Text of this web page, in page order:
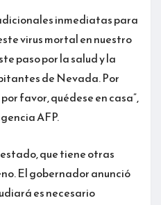
inmediatas para
virus mortal en nuestro
paso por la salud y la
de Nevada. Por
favor, quédese en casa”,
AFP.
que tiene otras
El gobernador anunció
es necesario